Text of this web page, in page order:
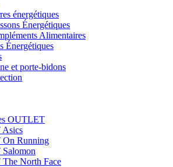
énergétiques
Énergétiques
Alimentaires
Énergétiques
et porte-bidons
OUTLET
Running
North Face